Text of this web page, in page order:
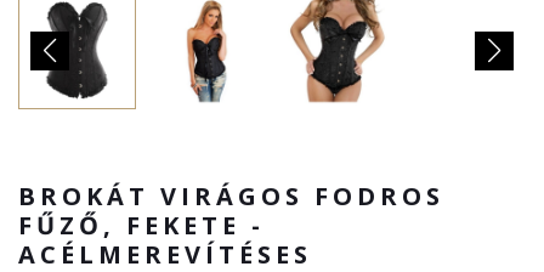
BROKÁT VIRÁGOS FODROS
FŰZŐ, FEKETE -
ACÉLMEREVÍTÉSES